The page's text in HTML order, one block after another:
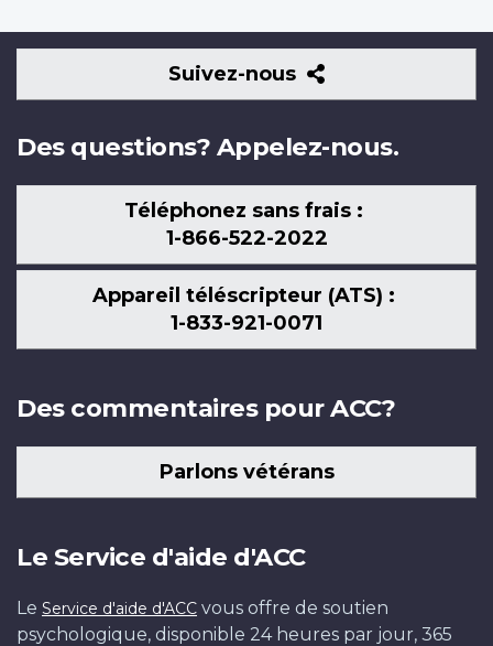
Suivez-nous
Suivez-
nous
Des questions? Appelez-nous.
Téléphonez sans frais :
1-866-522-2022
Appareil téléscripteur (ATS) :
1-833-921-0071
Des commentaires pour ACC?
Parlons vétérans
Le Service d'aide d'ACC
Le Service d'aide d'ACC vous offre de soutien
psychologique, disponible 24 heures par jour, 365